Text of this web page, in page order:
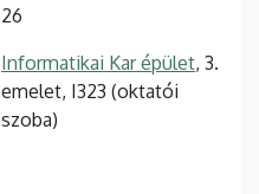
26
Informatikai Kar épület, 3.
emelet, I323 (oktatói
szoba)